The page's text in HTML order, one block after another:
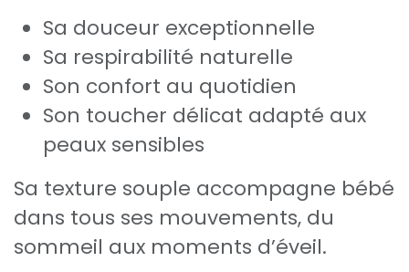
Sa douceur exceptionnelle
Sa respirabilité naturelle
Son confort au quotidien
Son toucher délicat adapté aux
peaux sensibles
Sa texture souple accompagne bébé
dans tous ses mouvements, du
sommeil aux moments d’éveil.